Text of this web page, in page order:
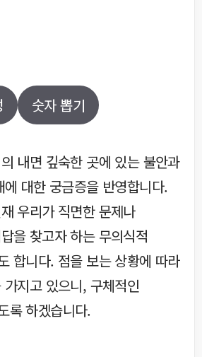
숫자 뽑기
내면 깊숙한 곳에 있는 불안과
대한 궁금증을 반영합니다.
우리가 직면한 문제나
을 찾고자 하는 무의식적
합니다. 점을 보는 상황에 따라
지고 있으니, 구체적인
록 하겠습니다.